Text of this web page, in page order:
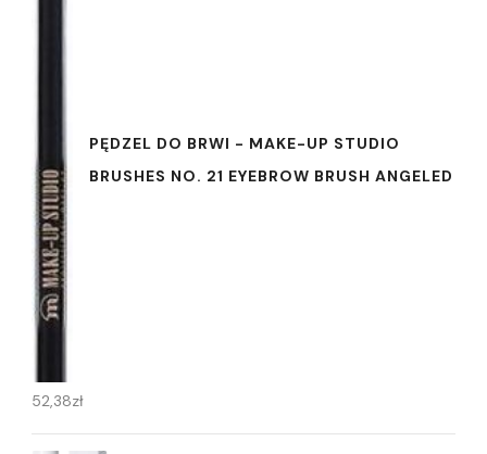
PĘDZEL DO BRWI - MAKE-UP STUDIO
BRUSHES NO. 21 EYEBROW BRUSH ANGELED
52,38zł